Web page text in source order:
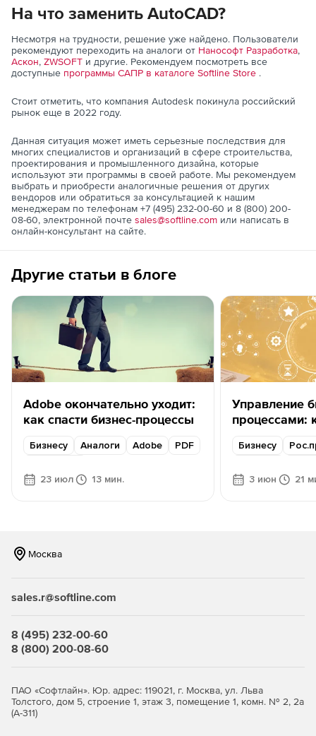
На что заменить AutoCAD?
Несмотря на трудности, решение уже найдено. Пользователи
рекомендуют переходить на аналоги от Нанософт Разработка,
Аскон, ZWSOFT и другие. Рекомендуем посмотреть все
доступные программы САПР в каталоге Softline Store .
Стоит отметить, что компания Autodesk покинула российский
рынок еще в 2022 году.
Данная ситуация может иметь серьезные последствия для
многих специалистов и организаций в сфере строительства,
проектирования и промышленного дизайна, которые
используют эти программы в своей работе. Мы рекомендуем
выбрать и приобрести аналогичные решения от других
вендоров или обратиться за консультацией к нашим
менеджерам по телефонам +7 (495) 232-00-60 и 8 (800) 200-
08-60, электронной почте sales@softline.com или написать в
онлайн-консультант на сайте.
Другие статьи в блоге
Adobe окончательно уходит:
как спасти бизнес-процессы
Бизнесу Аналоги Adobe
PDF
23 июл
13 мин.
Управление
процессами:
задачах
Бизнесу
3 июн
21
Москва
sales.r@softline.com
8 (495) 232-00-60
8 (800) 200-08-60
ПАО «Софтлайн». Юр. адрес: 119021, г. Москва, ул. Льва
Толстого, дом 5, строение 1, этаж 3, помещение 1, комн. № 2, 2а
(А-311)